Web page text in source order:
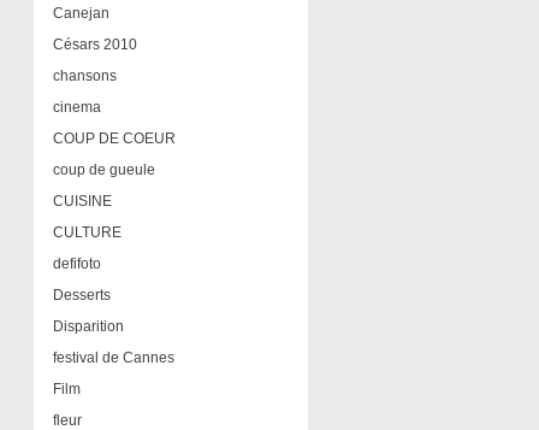
Canejan
Césars 2010
chansons
cinema
COUP DE COEUR
coup de gueule
CUISINE
CULTURE
defifoto
Desserts
Disparition
festival de Cannes
Film
fleur